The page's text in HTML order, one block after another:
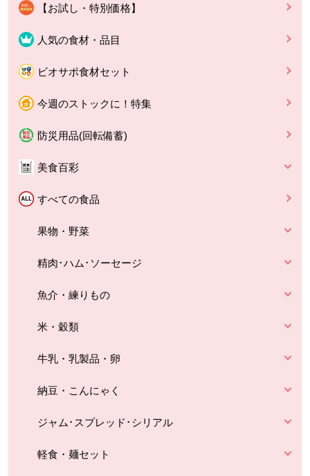
【お試し・特別価格】
人気の食材・品目
ビオサポ食材セット
今週のストックに！特集
防災用品(回転備蓄)
美食百彩
すべての食品
果物・野菜
精肉･ハム･ソーセージ
魚介・練りもの
米・穀類
牛乳・乳製品・卵
納豆・こんにゃく
ジャム･スプレッド･シリアル
軽食・麺セット